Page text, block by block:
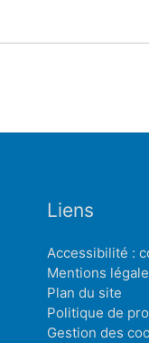
Liens
Accessibilité :
Mentions
Plan du site
Politique de
Gestion des